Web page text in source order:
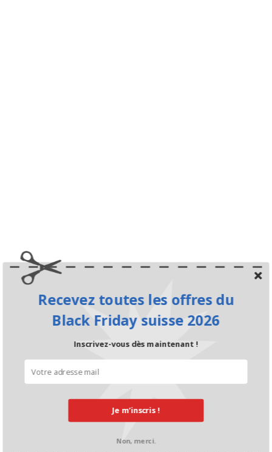
Je m’inscris !
Recevez toutes les offres du
Black Friday suisse 2026
Inscrivez-vous dès maintenant !
Non, merci.